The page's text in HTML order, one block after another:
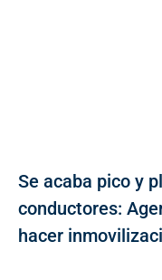
Se acaba pico y
conductores:
hacer